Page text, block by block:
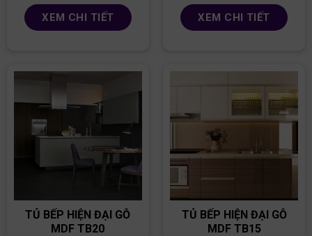
XEM CHI TIẾT XEM CHI TIẾT
TỦ BẾP HIỆN ĐẠI GỖ
MDF TB20
TỦ BẾP HIỆN ĐẠI GỖ
MDF TB15